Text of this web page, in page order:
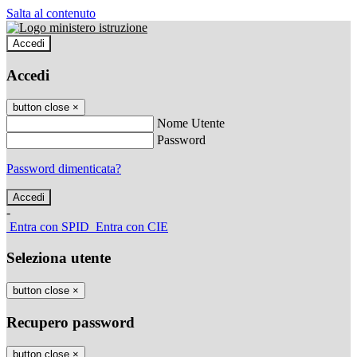
Salta al contenuto
Accedi
Accedi
button close ×
Nome Utente
Password
Password dimenticata?
-
Entra con SPID Entra con CIE
Seleziona utente
button close ×
Recupero password
button close ×